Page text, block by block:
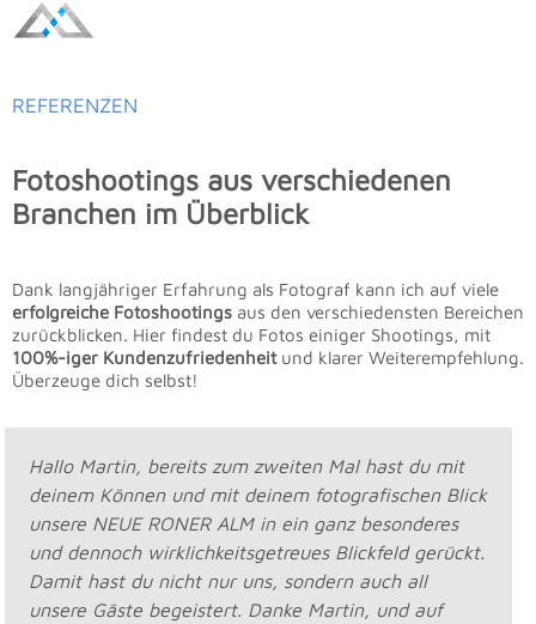
REFERENZEN
Fotoshootings aus verschiedenen
Branchen im Überblick
Dank langjähriger Erfahrung als Fotograf kann ich auf viele
erfolgreiche Fotoshootings aus den verschiedensten Bereichen
zurückblicken. Hier findest du Fotos einiger Shootings, mit
100%-iger Kundenzufriedenheitund klarer Weiterempfehlung.
Überzeuge dich selbst!
Hallo Martin, bereits zum zweiten Mal hast du mit
deinem Können und mit deinem fotografischen Blick
unsere NEUE RONER ALM in ein ganz besonderes
und dennoch wirklichkeitsgetreues Blickfeld gerückt.
Damit hast du nicht nur uns, sondern auch all
unsere Gäste begeistert. Danke Martin, und auf